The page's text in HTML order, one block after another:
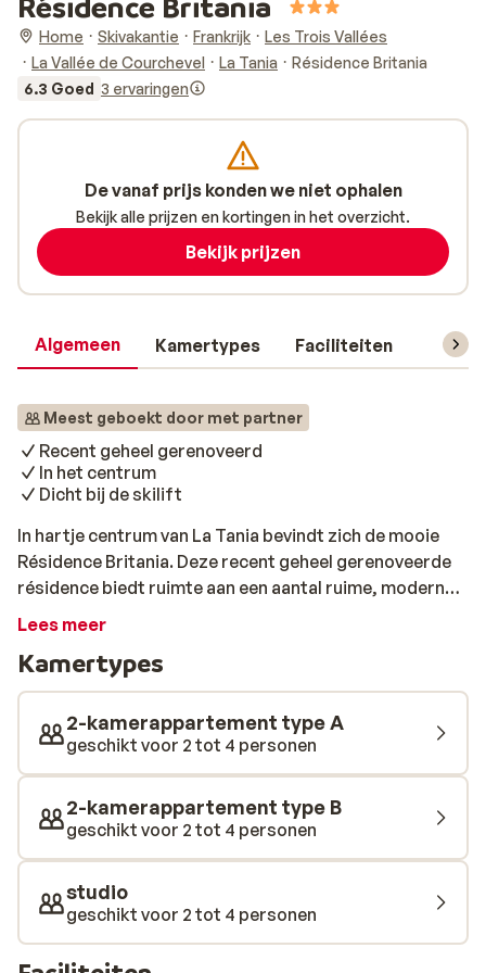
Home Skivakantie Frankrijk
Les Trois Vallées
La Vallée de Courchevel
La Tania
Résidence Britania
6.3 Goed 3 ervaringen
Algemeen Kamertypes Faciliteiten
Meest geboekt door met partner
Recent geheel gerenoveerd
In het centrum
Dicht bij de skilift
In hartje centrum van La Tania bevindt zich de mooie
Résidence Britania. Deze recent geheel gerenoveerde
résidence biedt ruimte aan een aantal ruime, modern
ingerichte appartementen en studio's. Vanaf uw balkon
dan ook heerlijk bijkomen is van een dag op de piste. 's
Avonds hoeft u slechts de deur uit te stappen en u
bevindt zich direct in de gezellige drukte van La Tania.
Hier vindt u een aantal leuke restaurants en bars waar u
zich prima kunt vermaken. Ook de skilift is om de hoek,
dus ideaal om 's ochtends snel op pad te zijn. In
Résidence Britania gaat u een fijne wintersport
tegemoet! Composée de 2 bâtiments, La Résidence
appartements spacieux parfaitement équipés et munis
de grands balcons donnant sur la forêt et le Massif de
Lees meer
Kamertypes
2-kamerappartement type A
geschikt voor 2 tot 4 personen
2-kamerappartement type B
geschikt voor 2 tot 4 personen
studio
geschikt voor 2 tot 4 personen
De vanaf prijs konden we niet ophalen
Bekijk alle prijzen en kortingen in het overzicht.
Bekijk prijzen